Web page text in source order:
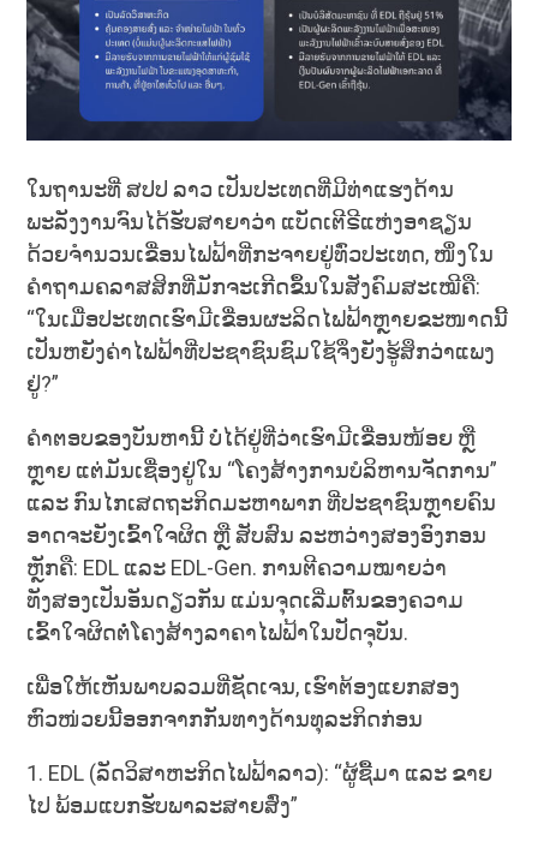
ໃນຖານະທີ່ ສປປ ລາວ ເປັນປະເທດທີ່ມີທ່າແຮງດ້ານ
ພະລັງງານຈົນໄດ້ຮັບສາຍາວ່າ ແບັດເຕີຣີແຫ່ງອາຊຽນ
ດ້ວຍຈຳນວນເຂື່ອນໄຟຟ້າທີ່ກະຈາຍຢູ່ທົ່ວປະເທດ, ໜຶ່ງໃນ
ຄຳຖາມຄລາສສິກທີ່ມັກຈະເກີດຂຶ້ນໃນສັງຄົມສະເໝີຄື:
“ໃນເມື່ອປະເທດເຮົາມີເຂື່ອນຜະລິດໄຟຟ້າຫຼາຍຂະໜາດນີ້
ເປັນຫຍັງຄ່າໄຟຟ້າທີ່ປະຊາຊົນຊົມໃຊ້ຈຶ່ງຍັງຮູ້ສຶກວ່າແພງ
ຢູ່?”
ຄຳຕອບຂອງບັນຫານີ້ ບໍ່ໄດ້ຢູ່ທີ່ວ່າເຮົາມີເຂື່ອນໜ້ອຍ ຫຼື
ຫຼາຍ ແຕ່ມັນເຊື່ອງຢູ່ໃນ “ໂຄງສ້າງການບໍລິຫານຈັດການ”
ແລະ ກົນໄກເສດຖະກິດມະຫາພາກ ທີ່ປະຊາຊົນຫຼາຍຄົນ
ອາດຈະຍັງເຂົ້າໃຈຜິດ ຫຼື ສັບສົນ ລະຫວ່າງສອງອົງກອນ
ຫຼັກຄື: EDL ແລະ EDL-Gen. ການຕີຄວາມໝາຍວ່າ
ທັງສອງເປັນອັນດຽວກັນ ແມ່ນຈຸດເລີ່ມຕົ້ນຂອງຄວາມ
ເຂົ້າໃຈຜິດຕໍ່ໂຄງສ້າງລາຄາໄຟຟ້າໃນປັດຈຸບັນ.
ເພື່ອໃຫ້ເຫັນພາບລວມທີ່ຊັດເຈນ, ເຮົາຕ້ອງແຍກສອງ
ຫົວໜ່ວຍນີ້ອອກຈາກກັນທາງດ້ານທຸລະກິດກ່ອນ
1. EDL (ລັດວິສາຫະກິດໄຟຟ້າລາວ): “ຜູ້ຊື້ມາ ແລະ ຂາຍ
ໄປ ພ້ອມແບກຮັບພາລະສາຍສົ່ງ”